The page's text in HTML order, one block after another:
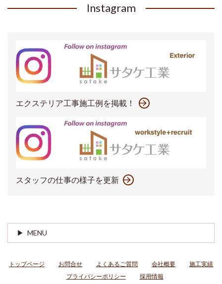
Instagram
エクステリア工事施工例を掲載！
スタッフの仕事の様子を更新
MENU
トップページ お問合せ よくあるご質問 会社概要
施工実績
プライバシーポリシー
採用情報